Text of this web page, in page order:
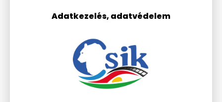
Adatkezelés, adatvédelem